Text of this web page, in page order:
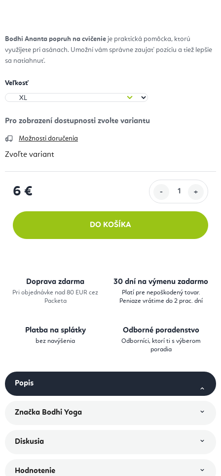
Bodhi Ananta popruh na cvičenie je praktická pomôcka, ktorú
využijete pri asánach. Umožní vám správne zaujať pozíciu a tiež lepšie
sa natiahnuť.
Veľkosť
Možnosti doručenia
Zvoľte variant
6 €
DO KOŠÍKA
Doprava zdarma
Pri objednávke nad 80 EUR cez
Packeta
30 dní na výmenu zadarmo
Platí pre nepoškodený tovar.
Peniaze vrátime do 2 prac. dní
Platba na splátky
bez navýšenia
Odborné poradenstvo
Odborníci, ktorí ti s výberom
poradia
Popis
Značka Bodhi Yoga
Diskusia
Hodnotenie